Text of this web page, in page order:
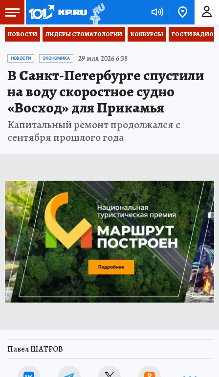
НОВОСТИ ЛИДЕРЫ СТОМАТОЛОГИИ КОНКУРСЫ ГОСТИ РАДИО
НОВОСТИ ЭКОНОМИКА 29 мая 2026 6:38
В Санкт-Петербурге спустили
на воду скоростное судно
«Восход» для Прикамья
Капитальный ремонт продолжался с
сентября прошлого года
Павел ШАТРОВ